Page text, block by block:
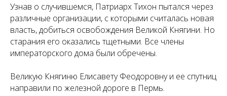
Узнав о случившемся, Патриарх Тихон пытался через
различные организации, с которыми считалась новая
власть, добиться освобождения Великой Княгини. Но
старания его оказались тщетными. Все члены
императорского дома были обречены.
Великую Княгиню Елисавету Феодоровну и ее спутниц
направили по железной дороге в Пермь.